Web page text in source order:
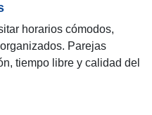
horarios cómodos,
Parejas
tiempo libre y calidad del